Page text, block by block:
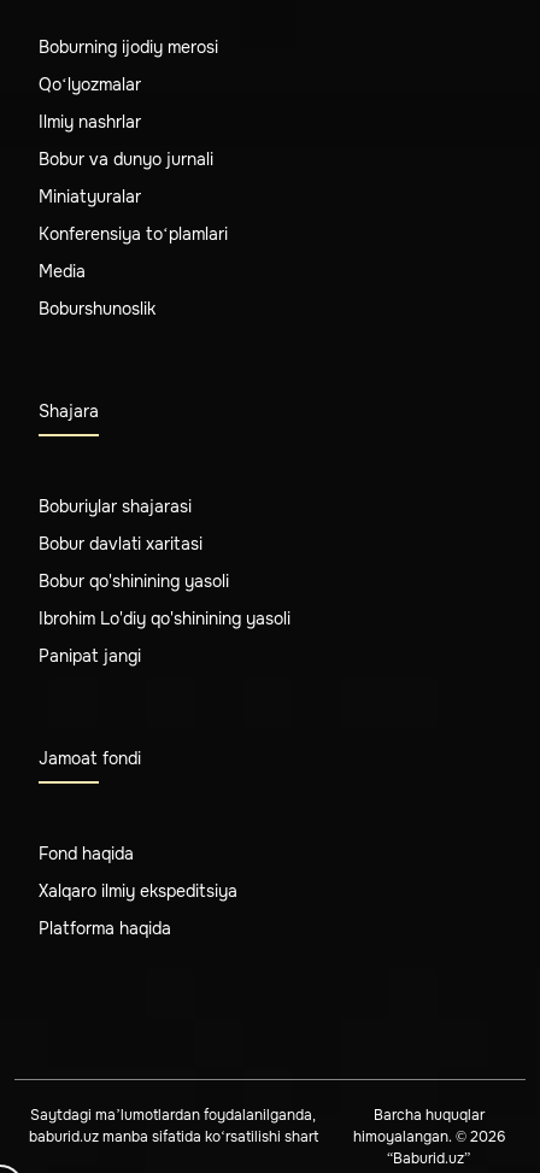
Boburning ijodiy merosi
Qo‘lyozmalar
Ilmiy nashrlar
Bobur va dunyo jurnali
Miniatyuralar
Konferensiya to‘plamlari
Media
Boburshunoslik
Shajara
Boburiylar shajarasi
Bobur davlati xaritasi
Bobur qo'shinining yasoli
Ibrohim Lo'diy qo'shinining yasoli
Panipat jangi
Jamoat fondi
Fond haqida
Xalqaro ilmiy ekspeditsiya
Platforma haqida
Saytdagi ma’lumotlardan foydalanilganda,
baburid.uz manba sifatida ko‘rsatilishi shart
Barcha huquqlar
himoyalangan. © 2026
“Baburid.uz”